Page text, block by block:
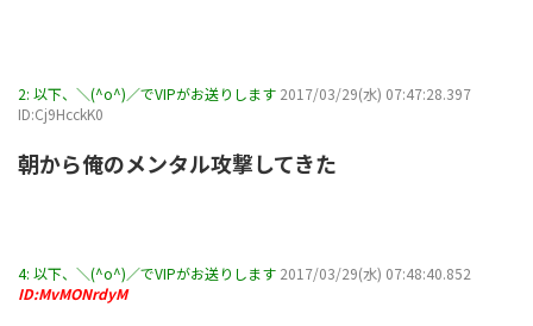
2: 以下、＼(^o^)／でVIPがお送りします 2017/03/29(水) 07:47:28.397
ID:Cj9HcckK0
朝から俺のメンタル攻撃してきた
4: 以下、＼(^o^)／でVIPがお送りします 2017/03/29(水) 07:48:40.852
ID:MvMONrdyM